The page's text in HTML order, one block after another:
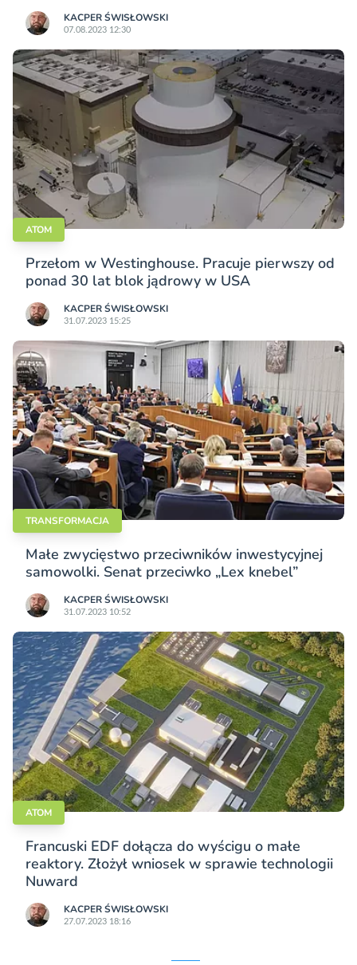
KACPER ŚWISŁO­WSKI
07.08.2023 12:30
ATOM
Przełom w Westinghouse. Pracuje pierwszy od
ponad 30 lat blok jądrowy w USA
KACPER ŚWISŁO­WSKI
31.07.2023 15:25
TRANSFORMACJA
Małe zwycięstwo przeciwników inwestycyjnej
samowolki. Senat przeciwko „Lex knebel”
KACPER ŚWISŁO­WSKI
31.07.2023 10:52
ATOM
Francuski EDF dołącza do wyścigu o małe
reaktory. Złożył wniosek w sprawie technologii
Nuward
KACPER ŚWISŁO­WSKI
27.07.2023 18:16